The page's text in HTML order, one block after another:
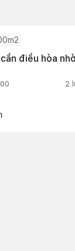
điều hòa
2